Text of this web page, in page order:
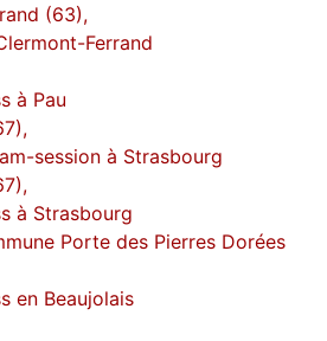
(63),
Ferrand
à Pau
session à Strasbourg
à Strasbourg
Porte des Pierres Dorées
en Beaujolais